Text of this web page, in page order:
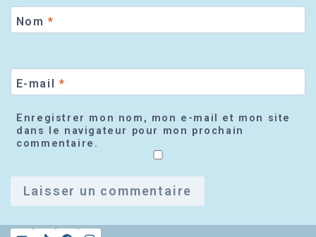
Nom *
E-mail *
Enregistrer mon nom, mon e-mail et mon site
dans le navigateur pour mon prochain
commentaire.